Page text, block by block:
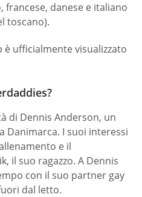
francese, danese e italiano
toscano).
ufficialmente visualizzato
di Dennis Anderson, un
Danimarca. I suoi interessi
e il
il suo ragazzo. A Dennis
con il suo partner gay
dal letto.